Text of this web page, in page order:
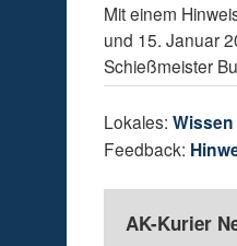
Mit einem
und 15. Januar
Schießmeister
Lokales:
Feedback:
AK-Kurier